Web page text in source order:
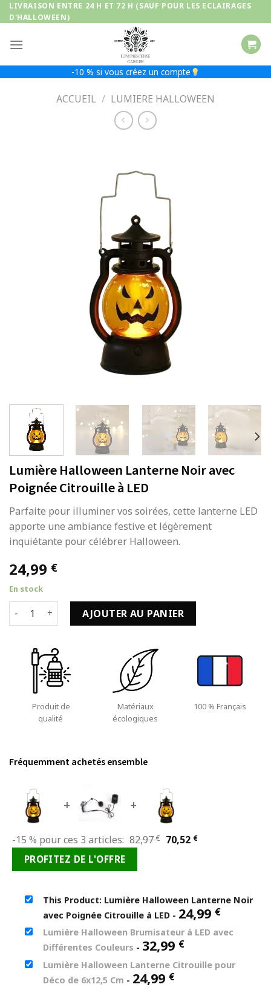
Passer
au
LIVRAISON ENTRE 24 H ET 72 H (SAUF POUR LES ECLAIRAGES
D'HALLOWEEN)
-10 % si vous créez un compte
ACCUEIL / LUMIERE HALLOWEEN
Lumière Halloween Lanterne Noir avec
Poignée Citrouille à LED
Parfaite pour illuminer vos soirées, cette lanterne LED
apporte une ambiance festive et légèrement
inquiétante pour célébrer Halloween.
24,99 €
En stock
quantité de Lumière Halloween Lanterne Noir avec
AJOUTER AU PANIER
Produit de
qualité
Matériaux
écologiques
100 % Français
Fréquemment achetés ensemble
+ +
-15 % pour ces 3 articles: 82,97€
Le
82,97 €.
70,52 €Le
70,52 €.
PROFITEZ DE L'OFFRE
This Product: Lumière Halloween Lanterne Noir
avec Poignée Citrouille à LED - 24,99 €
Lumière Halloween Brumisateur à LED avec
Différentes Couleurs - 32,99 €
Lumière Halloween Lanterne Citrouille pour
Déco de 6x12,5 Cm - 24,99 €